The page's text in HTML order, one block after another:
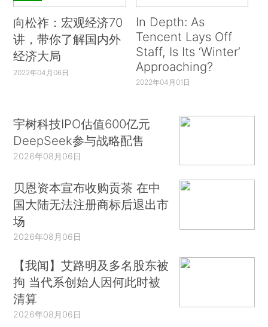
向松祚：宏观经济70
讲，带你了解国内外
经济大局
2022年04月06日
In Depth: As
Tencent Lays Off
Staff, Is Its ‘Winter’
Approaching?
2022年04月01日
宇树科技IPO估值600亿元
DeepSeek参与战略配售
2026年08月06日
贝恩资本宣布收购贡茶 在中
国大陆无法注册商标后退出市
场
2026年08月06日
【我闻】艾路明及多名股东被
拘 当代系创始人因何此时被
清算
2026年08月06日